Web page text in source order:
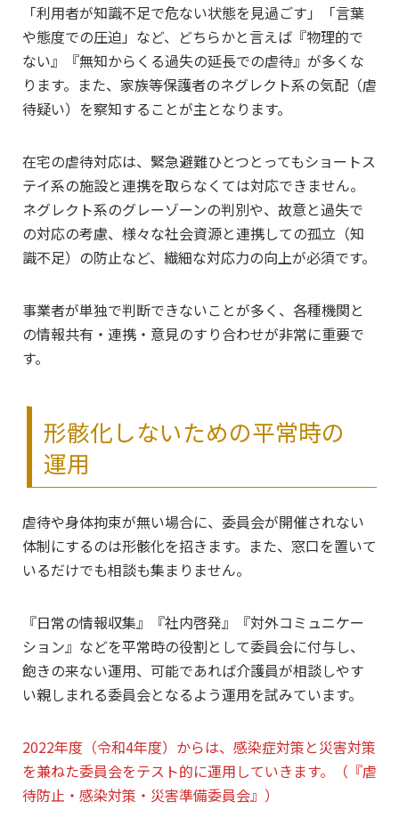
「利用者が知識不足で危ない状態を見過ごす」「言葉
や態度での圧迫」など、どちらかと言えば『物理的で
ない』『無知からくる過失の延長での虐待』が多くな
ります。また、家族等保護者のネグレクト系の気配（虐
待疑い）を察知することが主となります。
在宅の虐待対応は、緊急避難ひとつとってもショートス
テイ系の施設と連携を取らなくては対応できません。
ネグレクト系のグレーゾーンの判別や、故意と過失で
の対応の考慮、様々な社会資源と連携しての孤立（知
識不足）の防止など、繊細な対応力の向上が必須です。
事業者が単独で判断できないことが多く、各種機関と
の情報共有・連携・意見のすり合わせが非常に重要で
す。
形骸化しないための平常時の
運用
虐待や身体拘束が無い場合に、委員会が開催されない
体制にするのは形骸化を招きます。また、窓口を置いて
いるだけでも相談も集まりません。
『日常の情報収集』『社内啓発』『対外コミュニケー
ション』などを平常時の役割として委員会に付与し、
飽きの来ない運用、可能であれば介護員が相談しやす
い親しまれる委員会となるよう運用を試みています。
2022年度（令和4年度）からは、感染症対策と災害対策
を兼ねた委員会をテスト的に運用していきます。（『虐
待防止・感染対策・災害準備委員会』）